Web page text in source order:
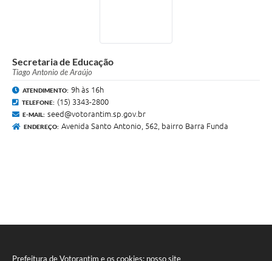
Prefeitura de Votorantim e os cookies: nosso site
Secretaria de Educação
Tiago Antonio de Araújo
ATENDIMENTO: 9h às 16h
TELEFONE: (15) 3343-2800
E-MAIL: seed@votorantim.sp.gov.br
ENDEREÇO: Avenida Santo Antonio, 562, bairro Barra Funda